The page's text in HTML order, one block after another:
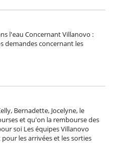
l'eau Concernant Villanovo :
demandes concernant les
Bernadette, Jocelyne, le
et qu'on la rembourse des
soi Les équipes Villanovo
les arrivées et les sorties